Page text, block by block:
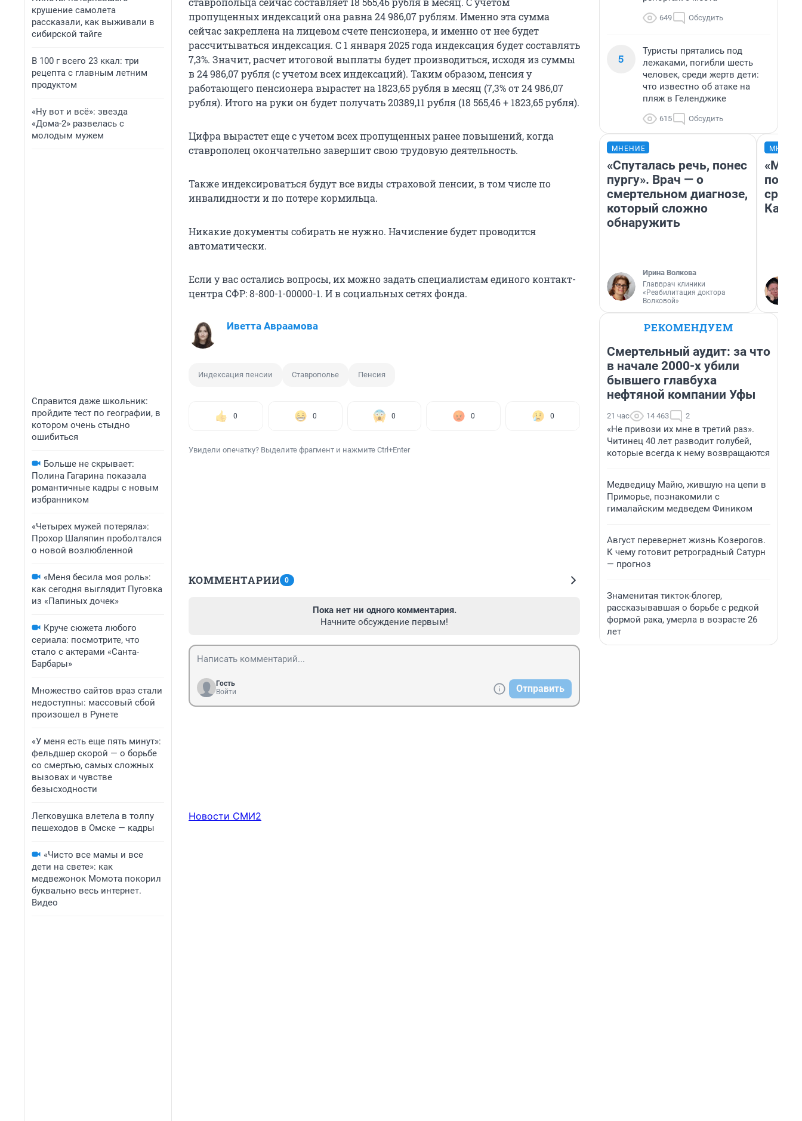
крушение самолета
рассказали, как выживали в
сибирской тайге
В 100 г всего 23 ккал: три
рецепта с главным летним
продуктом
«Ну вот и всё»: звезда
«Дома-2» развелась с
молодым мужем
Справится даже школьник:
пройдите тест по географии, в
котором очень стыдно
ошибиться
Больше не скрывает:
Полина Гагарина показала
романтичные кадры с новым
избранником
«Четырех мужей потеряла»:
Прохор Шаляпин проболтался
о новой возлюбленной
«Меня бесила моя роль»:
как сегодня выглядит Пуговка
из «Папиных дочек»
Круче сюжета любого
сериала: посмотрите, что
стало с актерами «Санта-
Барбары»
Множество сайтов враз стали
недоступны: массовый сбой
произошел в Рунете
«У меня есть еще пять минут»:
фельдшер скорой — о борьбе
со смертью, самых сложных
вызовах и чувстве
безысходности
Легковушка влетела в толпу
пешеходов в Омске — кадры
«Чисто все мамы и все
дети на свете»: как
медвежонок Момота покорил
буквально весь интернет.
Видео
пропущенных индексаций она равна 24 986,07 рублям. Именно эта сумма
сейчас закреплена на лицевом счете пенсионера, и именно от нее будет
рассчитываться индексация. С 1 января 2025 года индексация будет составлять
7,3%. Значит, расчет итоговой выплаты будет производиться, исходя из суммы
в 24 986,07 рубля (с учетом всех индексаций). Таким образом, пенсия у
работающего пенсионера вырастет на 1823,65 рубля в месяц (7,3% от 24 986,07
рубля). Итого на руки он будет получать 20389,11 рубля (18 565,46 + 1823,65 рубля).
Цифра вырастет еще с учетом всех пропущенных ранее повышений, когда
ставрополец окончательно завершит свою трудовую деятельность.
Также индексироваться будут все виды страховой пенсии, в том числе по
инвалидности и по потере кормильца.
Никакие документы собирать не нужно. Начисление будет проводится
автоматически.
Если у вас остались вопросы, их можно задать специалистам единого контакт-
центра СФР: 8-800-1-00000-1. И в социальных сетях фонда.
Иветта Авраамова
Индексация пенсии Ставрополье Пенсия
0 0 0 0 0
Увидели опечатку? Выделите фрагмент и нажмите Ctrl+Enter
КОММЕНТАРИИ 0
Пока нет ни одного комментария.
Начните обсуждение первым!
Гость
Войти
Отправить
Новости СМИ2
649 Обсудить
5
Туристы прятались под
лежаками, погибли шесть
человек, среди жертв дети:
что известно об атаке на
пляж в Геленджике
615 Обсудить
МНЕНИЕ
«Спуталась речь, понес
пургу». Врач — о
смертельном диагнозе,
который сложно
обнаружить
Ирина Волкова
Главврач клиники
«Реабилитация доктора
Волковой»
РЕКОМЕНДУЕМ
Смертельный аудит: за что
в начале 2000-х убили
бывшего главбуха
нефтяной компании Уфы
21 час 14 463 2
«Не привози их мне в третий раз».
Читинец 40 лет разводит голубей,
которые всегда к нему возвращаются
Медведицу Майю, жившую на цепи в
Приморье, познакомили с
гималайским медведем Фиником
Август перевернет жизнь Козерогов.
К чему готовит ретроградный Сатурн
— прогноз
Знаменитая тикток-блогер,
рассказывавшая о борьбе с редкой
формой рака, умерла в возрасте 26
лет